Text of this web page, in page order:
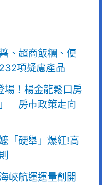
、超商飯糰、便
項疑慮產品
場！楊金龍鬆口房
房市政策走向
「硬舉」爆紅!高
峽航運運量創開